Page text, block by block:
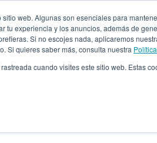
web. Algunas son esenciales para
tu experiencia y los anuncios, además de
Si no escojes nada, aplicaremos
Si quieres saber más, consulta nuestra
cuando visites este sitio web. Estas